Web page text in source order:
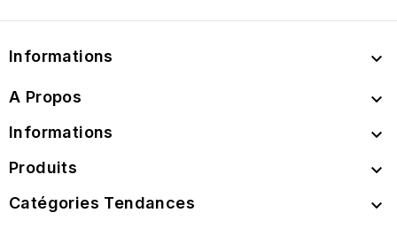
Informations 
A Propos 
Informations 
Produits 
Catégories Tendances 